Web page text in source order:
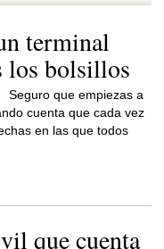
terminal
los bolsillos
Seguro que empiezas a
cuenta que cada vez
en las que todos
que cuenta